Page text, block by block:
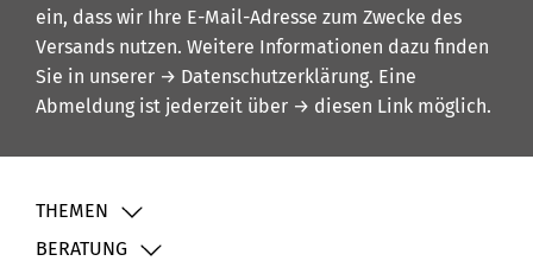
ein, dass wir Ihre E-Mail-Adresse zum Zwecke des
Versands nutzen. Weitere Informationen dazu finden
Sie in unserer → Datenschutzerklärung. Eine
Abmeldung ist jederzeit über → diesen Link möglich.
THEMEN
BERATUNG